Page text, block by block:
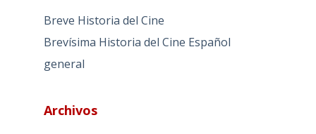
Breve Historia del Cine
Brevísima Historia del Cine Español
general
Archivos